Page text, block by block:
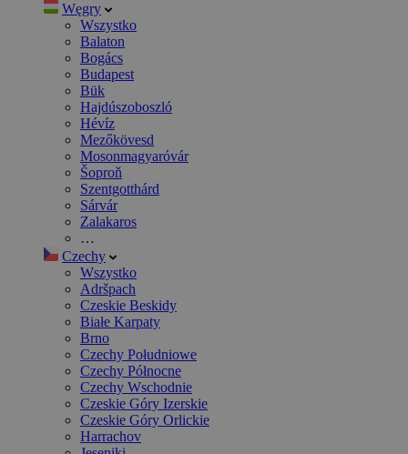
Węgry
Wszystko
Balaton
Bogács
Budapest
Bük
Hajdúszoboszló
Hévíz
Mezőkövesd
Mosonmagyaróvár
Šoproň
Szentgotthárd
Sárvár
Zalakaros
…
Czechy
Wszystko
Adršpach
Czeskie Beskidy
Białe Karpaty
Brno
Czechy Południowe
Czechy Północne
Czechy Wschodnie
Czeskie Góry Izerskie
Czeskie Góry Orlickie
Harrachov